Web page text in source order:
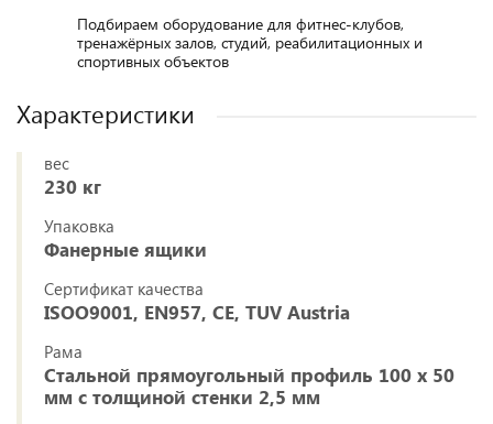
Подбираем оборудование для фитнес-клубов,
тренажёрных залов, студий, реабилитационных и
спортивных объектов
Характеристики
вес
230 кг
Упаковка
Фанерные ящики
Сертификат качества
ISOO9001, EN957, CE, TUV Austria
Рама
Стальной прямоугольный профиль 100 х 50
мм с толщиной стенки 2,5 мм